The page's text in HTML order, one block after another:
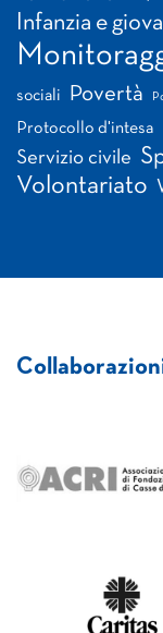
Infanzia e
sociali Povertà
Protocollo d'intesa
Servizio civile
Volontariato